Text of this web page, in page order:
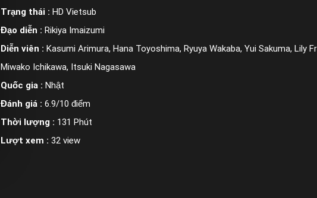
Trạng thái : HD Vietsub
Đạo diễn : Rikiya Imaizumi
Diễn viên : Kasumi Arimura, Hana Toyoshima, Ryuya Wakaba, Yui Sakuma, Lily
Miwako Ichikawa, Itsuki Nagasawa
Quốc gia : Nhật
Đánh giá : 6.9/10 điểm
Thời lượng : 131 Phút
Lượt xem : 32 view